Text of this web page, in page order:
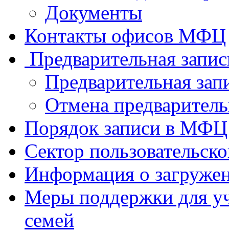
Документы
Контакты офисов МФЦ
Предварительная
Предварительная
Отмена
Порядок записи в МФЦ
Сектор
Информация о
Меры поддержки для
семей